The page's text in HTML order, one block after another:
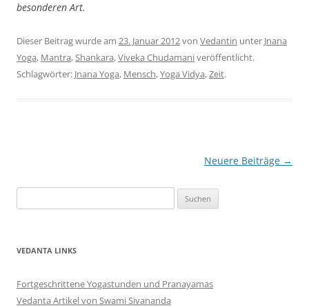
besonderen Art.
Dieser Beitrag wurde am 23. Januar 2012von Vedantin unter Jnana
Yoga, Mantra,Shankara,Viveka Chudamaniveröffentlicht.
Schlagwörter: Jnana Yoga, Mensch,Yoga Vidya,Zeit.
Neuere Beiträge →
nach:
VEDANTA LINKS
Fortgeschrittene Yogastunden und Pranayamas
Vedanta Artikel von Swami Sivananda